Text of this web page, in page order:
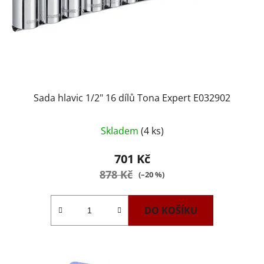
Sada hlavic 1/2" 16 dílů Tona Expert E032902
Skladem (4 ks)
701 Kč
878 Kč (–20 %)
DO KOŠÍKU